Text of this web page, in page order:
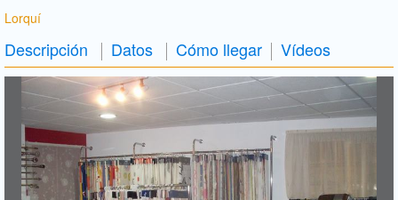
Lorquí
Descripción Datos Cómo llegar Vídeos